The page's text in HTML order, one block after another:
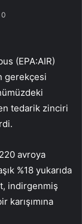
0
(EPA:AIR)
gerekçesi
tedarik zinciri
avroya
%18 yukarıda
indirgenmiş
karışımına